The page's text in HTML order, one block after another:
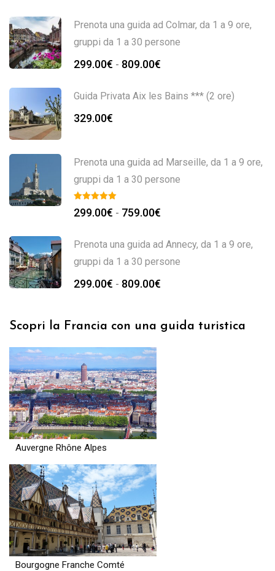
Prenota una guida ad Colmar, da 1 a 9 ore,
gruppi da 1 a 30 persone
299.00€ - 809.00€
Guida Privata Aix les Bains *** (2 ore)
329.00€
Prenota una guida ad Marseille, da 1 a 9 ore,
gruppi da 1 a 30 persone
299.00€ - 759.00€
Prenota una guida ad Annecy, da 1 a 9 ore,
gruppi da 1 a 30 persone
299.00€ - 809.00€
Scopri la Francia con una guida turistica
Auvergne Rhône Alpes
Bourgogne Franche Comté